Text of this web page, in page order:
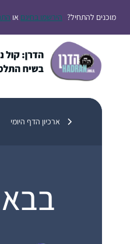
לתוכןמוכנים להתחיל? הירשמו בחינם או
ארכיון הדף היומי